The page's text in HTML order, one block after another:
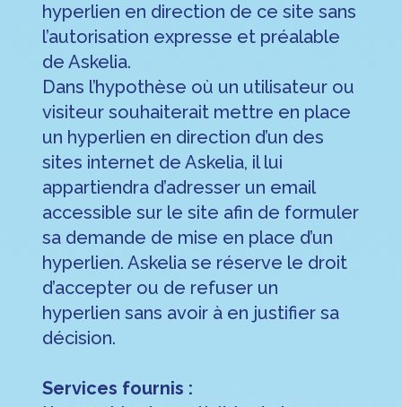
hyperlien en direction de ce site sans
l’autorisation expresse et préalable
de Askelia.
Dans l’hypothèse où un utilisateur ou
visiteur souhaiterait mettre en place
un hyperlien en direction d’un des
sites internet de Askelia, il lui
appartiendra d’adresser un email
accessible sur le site afin de formuler
sa demande de mise en place d’un
hyperlien. Askelia se réserve le droit
d’accepter ou de refuser un
hyperlien sans avoir à en justifier sa
décision.
Services fournis :